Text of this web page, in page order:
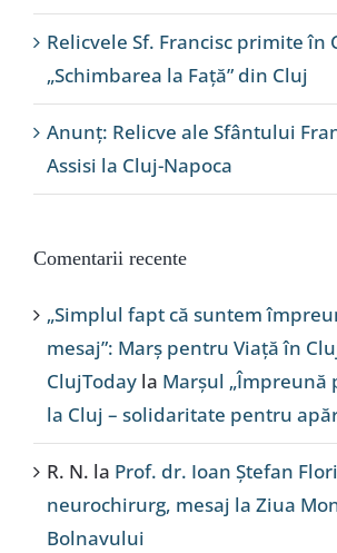
Relicvele Sf. Francisc primite în
„Schimbarea la Față” din Cluj
Anunț: Relicve ale Sfântului
Assisi la Cluj-Napoca
Comentarii recente
„Simplul fapt că suntem
mesaj”: Marș pentru Viață în
ClujToday la Marșul „Împreună
la Cluj – solidaritate pentru
R. N. la Prof. dr. Ioan Ștefan
neurochirurg, mesaj la Ziua
Bolnavului